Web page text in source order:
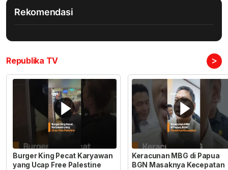
Rekomendasi
Republika TV >
Burger King Pecat Karyawan
yang Ucap Free Palestine
Keracunan MBG di Papua
BGN Masaknya Kecepatan